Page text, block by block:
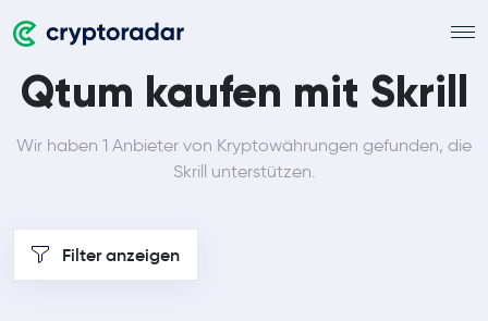
Qtum kaufen mit Skrill
Wir haben 1 Anbieter von Kryptowährungen gefunden, die
Skrill unterstützen.
Filter anzeigen